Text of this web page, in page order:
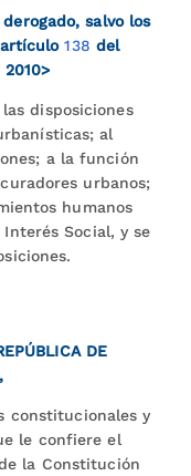
derogado, salvo los
artículo138 del
disposiciones
al
a la función
urbanos;
humanos
Social, y se
DE
constitucionales y
le confiere el
la Constitución